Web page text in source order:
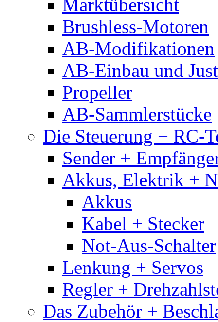
Marktübersicht
Brushless-Motoren
AB-Modifikationen
AB-Einbau und
Propeller
AB-Sammlerstücke
Die Steuerung + RC-
Sender +
Akkus, Elektrik +
Akkus
Kabel + Stecker
Not-Aus-Schalter
Lenkung + Servos
Regler +
Das Zubehör +